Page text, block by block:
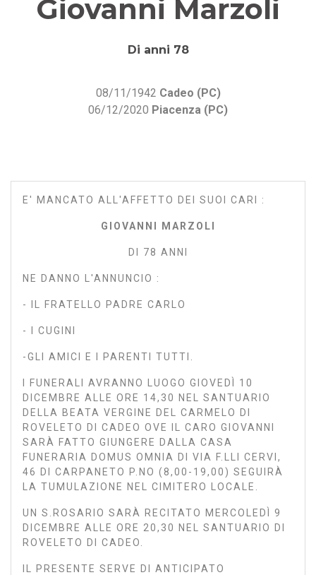
Giovanni Marzoli
Di anni 78
08/11/1942 Cadeo (PC)
06/12/2020 Piacenza (PC)
E' MANCATO ALL'AFFETTO DEI SUOI CARI :
GIOVANNI MARZOLI
DI 78 ANNI
NE DANNO L'ANNUNCIO :
- IL FRATELLO PADRE CARLO
- I CUGINI
-GLI AMICI E I PARENTI TUTTI.
I FUNERALI AVRANNO LUOGO GIOVEDÌ 10
DICEMBRE ALLE ORE 14,30 NEL SANTUARIO
DELLA BEATA VERGINE DEL CARMELO DI
ROVELETO DI CADEO OVE IL CARO GIOVANNI
SARÀ FATTO GIUNGERE DALLA CASA
FUNERARIA DOMUS OMNIA DI VIA F.LLI CERVI,
46 DI CARPANETO P.NO (8,00-19,00) SEGUIRÀ
LA TUMULAZIONE NEL CIMITERO LOCALE.
UN S.ROSARIO SARÀ RECITATO MERCOLEDÌ 9
DICEMBRE ALLE ORE 20,30 NEL SANTUARIO DI
ROVELETO DI CADEO.
IL PRESENTE SERVE DI ANTICIPATO